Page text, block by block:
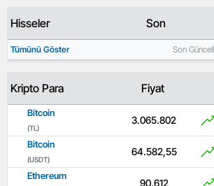
Hisseler Son
Tümünü Göster Son
Kripto Para Fiyat
Bitcoin
(TL)
3.065.802
Bitcoin
(USDT)
64.582,55
Ethereum
90.612